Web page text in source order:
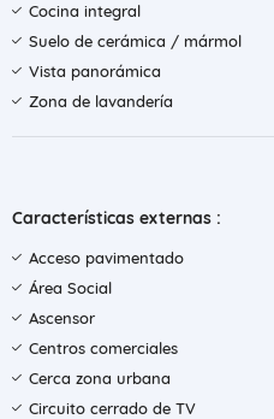
Cocina integral
Suelo de cerámica / mármol
Vista panorámica
Zona de lavandería
Características externas :
Acceso pavimentado
Área Social
Ascensor
Centros comerciales
Cerca zona urbana
Circuito cerrado de TV